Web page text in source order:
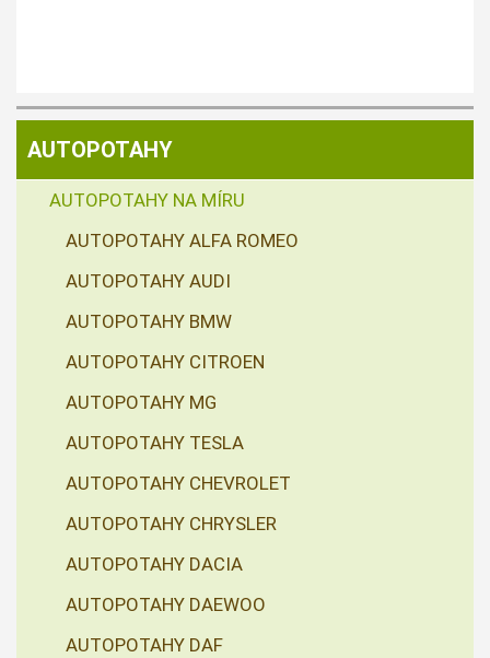
AUTOPOTAHY
AUTOPOTAHY NA MÍRU
AUTOPOTAHY ALFA ROMEO
AUTOPOTAHY AUDI
AUTOPOTAHY BMW
AUTOPOTAHY CITROEN
AUTOPOTAHY MG
AUTOPOTAHY TESLA
AUTOPOTAHY CHEVROLET
AUTOPOTAHY CHRYSLER
AUTOPOTAHY DACIA
AUTOPOTAHY DAEWOO
AUTOPOTAHY DAF